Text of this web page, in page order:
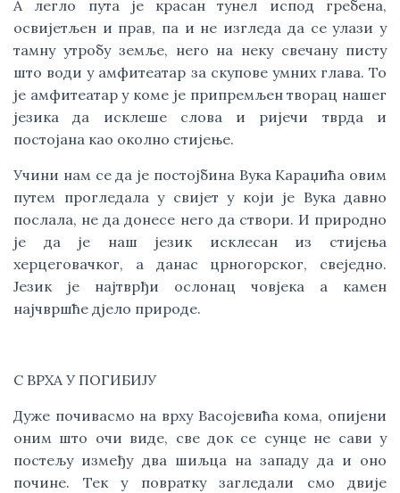
А легло пута је красан тунел испод гребена,
освијетљен и прав, па и не изгледа да се улази у
тамну утробу земље, него на неку свечану писту
што води у амфитеатар за скупове умних глава. То
је амфитеатар у коме је припремљен творац нашег
језика да исклеше слова и ријечи тврда и
постојана као околно стијење.
Учини нам се да је постојбина Вука Караџића овим
путем прогледала у свијет у који је Вука давно
послала, не да донесе него да створи. И природно
је да је наш језик исклесан из стијења
херцеговачког, а данас црногорског, свеједно.
Језик је најтврђи ослонац човјека а камен
најчвршће дјело природе.
С ВРХА У ПОГИБИЈУ
Дуже почивасмо на врху Васојевића кома, опијени
оним што очи виде, све док се сунце не сави у
постељу између два шиљца на западу да и оно
почине. Тек у повратку загледали смо двије